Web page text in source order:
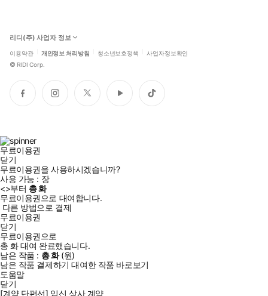
리디(주) 사업자 정보
이용약관 개인정보 처리방침 청소년보호정책 사업자정보확인
© RIDI Corp.
페
이
인
스
트
위
유
튜
틱
톡
무료이용권
닫기
무료이용권을 사용하시겠습니까?
사용 가능 : 장
<>부터 총화
무료이용권으로 대여합니다.
다른 방법으로 결제
무료이용권
닫기
무료이용권으로
총 화대여 완료했습니다.
남은 작품 : 총화(원)
남은 작품 결제하기 대여한 작품 바로보기
도움말
닫기
[계약 단편선] 임신 상사 계약